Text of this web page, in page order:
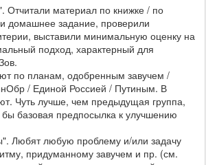
Отчитали материал по книжке / по
домашнее задание, проверили
выставили минимальную оценку на
подход, характерный для
по планам, одобренным завучем /
/ Единой Россией / Путиным. В
Чуть лучше, чем предыдущая группа,
бы базовая предпосылка к улучшению
Любят любую проблему и/или задачу
придуманному завучем и пр. (см.